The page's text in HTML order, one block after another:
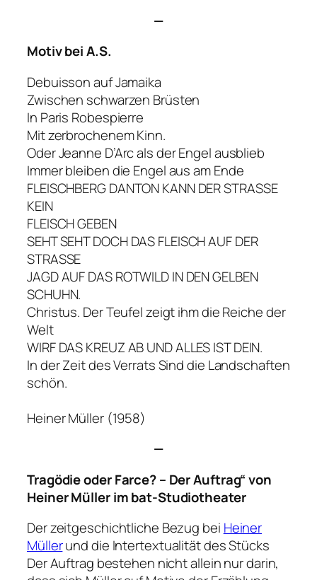
—
Motiv bei A.S.
Debuisson auf Jamaika
Zwischen schwarzen Brüsten
In Paris Robespierre
Mit zerbrochenem Kinn.
Oder Jeanne D’Arc als der Engel ausblieb
Immer bleiben die Engel aus am Ende
FLEISCHBERG DANTON KANN DER STRASSE
KEIN
FLEISCH GEBEN
SEHT SEHT DOCH DAS FLEISCH AUF DER
STRASSE
JAGD AUF DAS ROTWILD IN DEN GELBEN
SCHUHN.
Christus. Der Teufel zeigt ihm die Reiche der
Welt
WIRF DAS KREUZ AB UND ALLES IST DEIN.
In der Zeit des Verrats Sind die Landschaften
schön.
Heiner Müller (1958)
—
Tragödie oder Farce? – Der Auftrag“ von
Heiner Müller im bat-Studiotheater
Der zeitgeschichtliche Bezug bei Heiner
Müllerund die Intertextualität des Stücks
Der Auftrag bestehen nicht allein nur darin,